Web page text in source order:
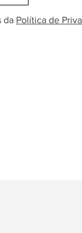
da Política de